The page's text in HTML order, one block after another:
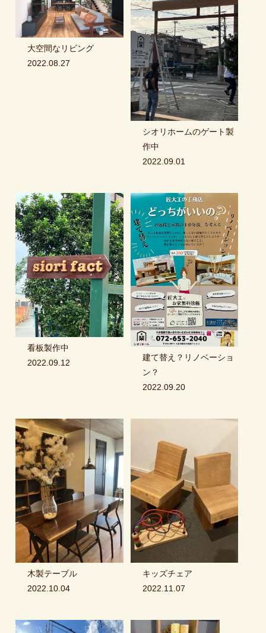
大空間なリビング
2022.08.27
シオリホームのゲート製
作中
2022.09.01
看板製作中
2022.09.12
建て替え？リノベーショ
ン？
2022.09.20
木製テーブル
2022.10.04
キッズチェア
2022.11.07